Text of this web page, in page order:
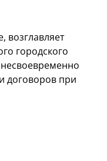
возглавляет
городского
договоров при